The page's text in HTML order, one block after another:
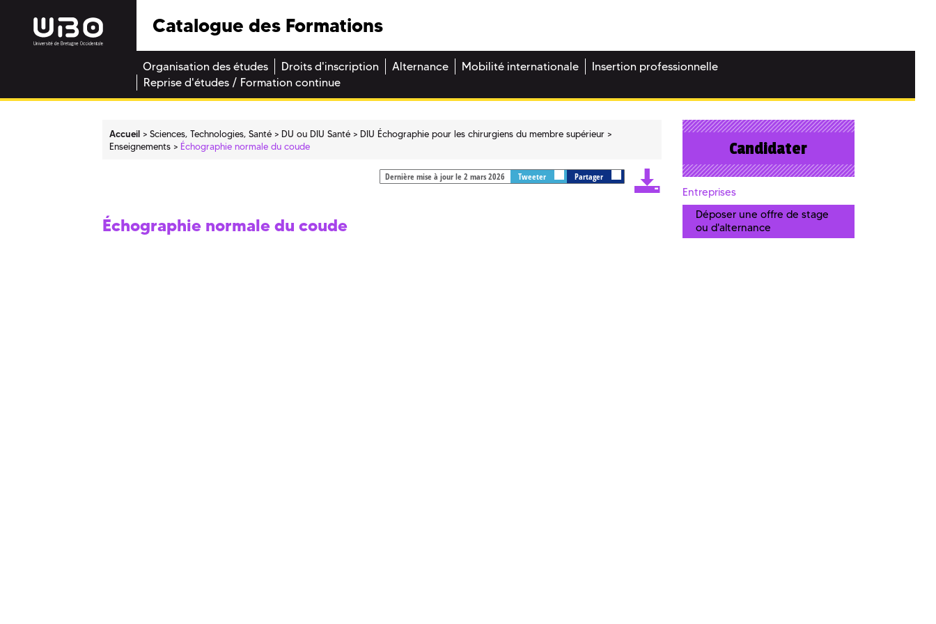
Catalogue des Formations
Organisation des études Droits d'inscription Alternance Mobilité internationale
Insertion professionnelle
Reprise d'études / Formation continue
Accueil Sciences, Technologies, Santé DU ou DIU Santé
DIU Échographie pour les chirurgiens du membre supérieur
Enseignements
Échographie normale du coude
Dernière mise à jour le 2 mars 2026 Tweeter Partager
Échographie normale du coude
Candidater
Entreprises
Déposer une offre de stage
ou d'alternance